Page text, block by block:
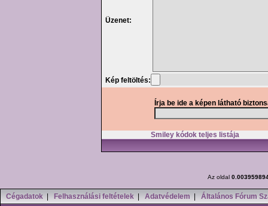
Üzenet:
Kép feltöltés:
Írja be ide a képen látható
Smiley kódok teljes listája
Az oldal
Cégadatok Felhasználási feltételek Adatvédelem Általános Fórum